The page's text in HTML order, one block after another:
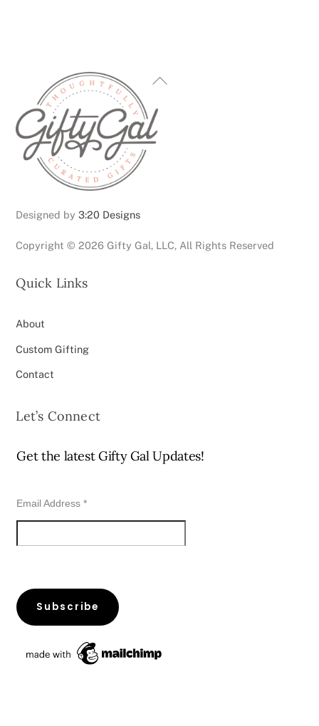
Back
Designed by3:20 Designs
Copyright ©2026 Gifty Gal, LLC, All Rights Reserved
Quick Links
About
Custom Gifting
Contact
Let’s Connect
Get the latest Gifty Gal Updates!
Email Address*